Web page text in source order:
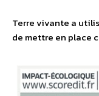
Terre vivante a
de mettre en place